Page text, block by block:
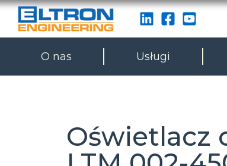
O nas Usługi
Oświetlacz